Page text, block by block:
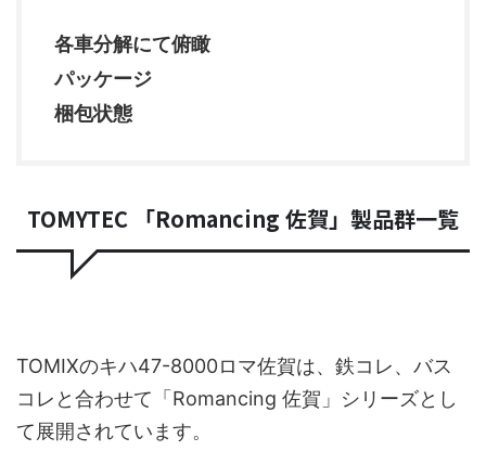
各車分解にて俯瞰
パッケージ
梱包状態
TOMYTEC 「Romancing 佐賀」製品群一覧
TOMIXのキハ47-8000ロマ佐賀は、鉄コレ、バス
コレと合わせて「Romancing 佐賀」シリーズとし
て展開されています。